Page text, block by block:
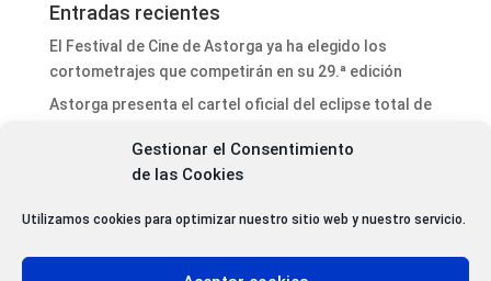
Gestionar el Consentimiento
de las Cookies
Utilizamos cookies para optimizar nuestro sitio web y nuestro servicio.
Entradas recientes
El Festival de Cine de Astorga ya ha elegido los
cortometrajes que competirán en su 29.ª edición
Astorga presenta el cartel oficial del eclipse total de
Astorga da un nuevo paso con la adjudicación de la
Valderrey celebrará el 23 de agosto la V Tarde Mayor